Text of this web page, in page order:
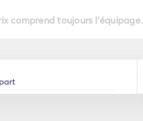
comprend toujours l'équipage.